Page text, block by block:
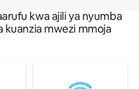
kwa ajili ya nyumba
kuanzia mwezi mmoja